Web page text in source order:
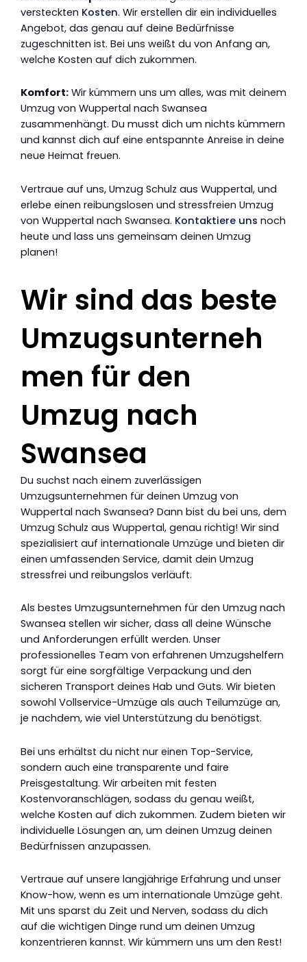
versteckten Kosten. Wir erstellen dir ein individuelles
Angebot, das genau auf deine Bedürfnisse
zugeschnitten ist. Bei uns weißt du von Anfang an,
welche Kosten auf dich zukommen.
Komfort: Wir kümmern uns um alles, was mit deinem
Umzug von Wuppertal nach Swansea
zusammenhängt. Du musst dich um nichts kümmern
und kannst dich auf eine entspannte Anreise in deine
neue Heimat freuen.
Vertraue auf uns, Umzug Schulz aus Wuppertal, und
erlebe einen reibungslosen und stressfreien Umzug
von Wuppertal nach Swansea. Kontaktiere uns noch
heute und lass uns gemeinsam deinen Umzug
planen!
Wir sind das beste
Umzugsunterneh
men für den
Umzug nach
Swansea
Du suchst nach einem zuverlässigen
Umzugsunternehmen für deinen Umzug von
Wuppertal nach Swansea? Dann bist du bei uns, dem
Umzug Schulz aus Wuppertal, genau richtig! Wir sind
spezialisiert auf internationale Umzüge und bieten dir
einen umfassenden Service, damit dein Umzug
stressfrei und reibungslos verläuft.
Als bestes Umzugsunternehmen für den Umzug nach
Swansea stellen wir sicher, dass all deine Wünsche
und Anforderungen erfüllt werden. Unser
professionelles Team von erfahrenen Umzugshelfern
sorgt für eine sorgfältige Verpackung und den
sicheren Transport deines Hab und Guts. Wir bieten
sowohl Vollservice-Umzüge als auch Teilumzüge an,
je nachdem, wie viel Unterstützung du benötigst.
Bei uns erhältst du nicht nur einen Top-Service,
sondern auch eine transparente und faire
Preisgestaltung. Wir arbeiten mit festen
Kostenvoranschlägen, sodass du genau weißt,
welche Kosten auf dich zukommen. Zudem bieten wir
individuelle Lösungen an, um deinen Umzug deinen
Bedürfnissen anzupassen.
Vertraue auf unsere langjährige Erfahrung und unser
Know-how, wenn es um internationale Umzüge geht.
Mit uns sparst du Zeit und Nerven, sodass du dich
auf die wichtigen Dinge rund um deinen Umzug
konzentrieren kannst. Wir kümmern uns um den Rest!